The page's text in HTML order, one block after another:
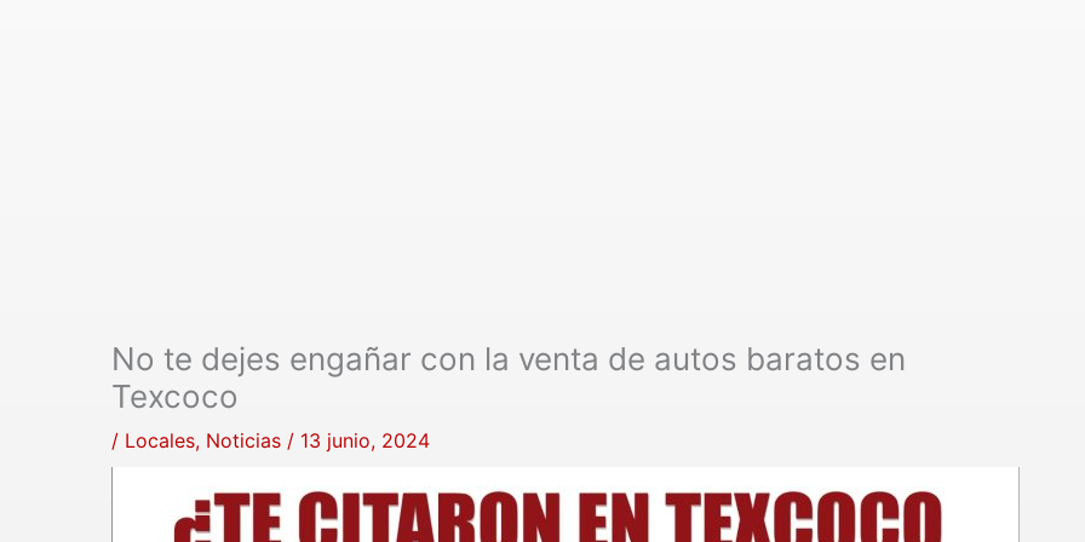
No te dejes engañar con la venta de autos baratos en
Texcoco
/ Locales, Noticias / 13 junio, 2024